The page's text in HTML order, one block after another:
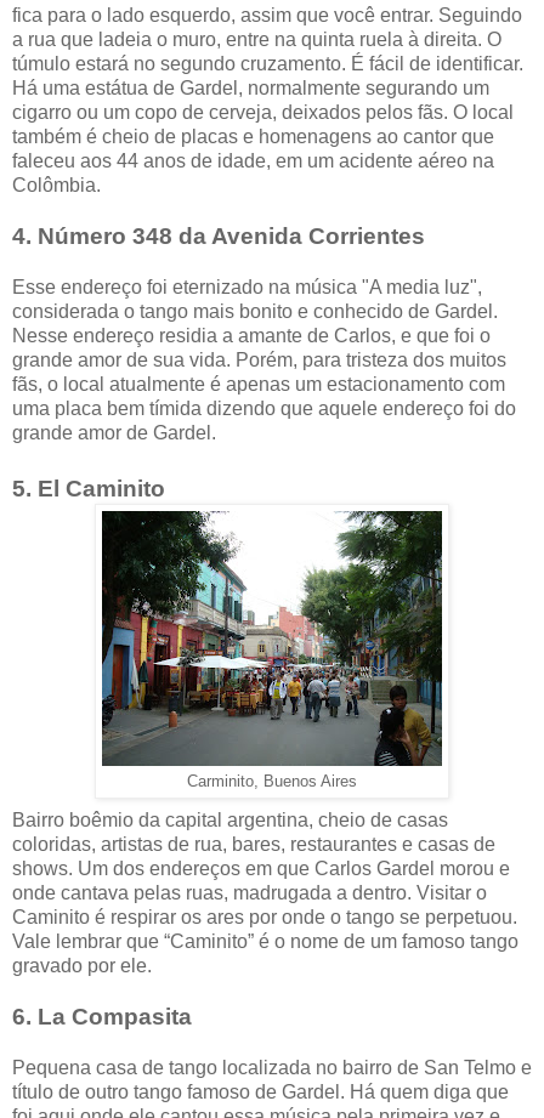
fica para o lado esquerdo, assim que você entrar. Seguindo
a rua que ladeia o muro, entre na quinta ruela à direita. O
túmulo estará no segundo cruzamento. É fácil de identificar.
Há uma estátua de Gardel, normalmente segurando um
cigarro ou um copo de cerveja, deixados pelos fãs. O local
também é cheio de placas e homenagens ao cantor que
faleceu aos 44 anos de idade, em um acidente aéreo na
Colômbia.
4. Número 348 da Avenida Corrientes
Esse endereço foi eternizado na música "A media luz",
considerada o tango mais bonito e conhecido de Gardel.
Nesse endereço residia a amante de Carlos, e que foi o
grande amor de sua vida. Porém, para tristeza dos muitos
fãs, o local atualmente é apenas um estacionamento com
uma placa bem tímida dizendo que aquele endereço foi do
grande amor de Gardel.
5. El Caminito
Carminito, Buenos Aires
Bairro boêmio da capital argentina, cheio de casas
coloridas, artistas de rua, bares, restaurantes e casas de
shows. Um dos endereços em que Carlos Gardel morou e
onde cantava pelas ruas, madrugada a dentro. Visitar o
Caminito é respirar os ares por onde o tango se perpetuou.
Vale lembrar que “Caminito” é o nome de um famoso tango
gravado por ele.
6. La Compasita
Pequena casa de tango localizada no bairro de San Telmo e
título de outro tango famoso de Gardel. Há quem diga que